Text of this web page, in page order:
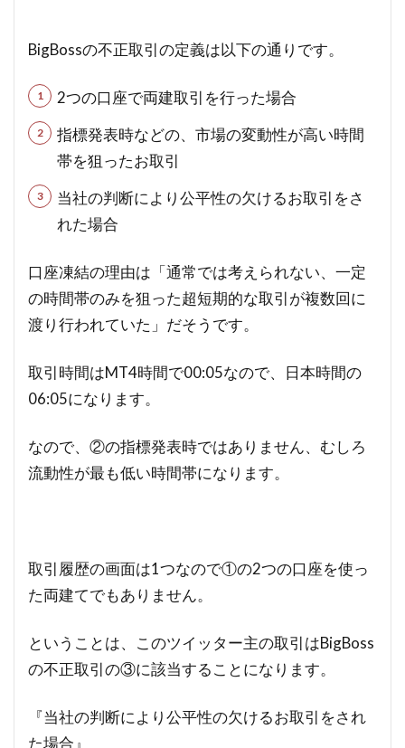
BigBossの不正取引の定義は以下の通りです。
2つの口座で両建取引を行った場合
指標発表時などの、市場の変動性が高い時間
帯を狙ったお取引
当社の判断により公平性の欠けるお取引をさ
れた場合
口座凍結の理由は「通常では考えられない、一定
の時間帯のみを狙った超短期的な取引が複数回に
渡り行われていた」だそうです。
取引時間はMT4時間で00:05なので、日本時間の
06:05になります。
なので、②の指標発表時ではありません、むしろ
流動性が最も低い時間帯になります。
取引履歴の画面は1つなので①の2つの口座を使っ
た両建てでもありません。
ということは、このツイッター主の取引はBigBoss
の不正取引の③に該当することになります。
『当社の判断により公平性の欠けるお取引をされ
た場合』